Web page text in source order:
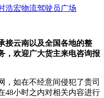
浩宏物流驾驶员广场
接云南以及全国各地的整
，欢迎广大货主来电咨询报
，如在不经意间侵犯了贵司
48小时之内对相关内容进行